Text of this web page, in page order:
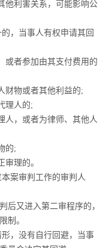
他利害关系，可能影响公
，当事人有权申请其回
或者参加由其支付费用的
财物或者其他利益的;
理人的;
人，或者为律师、其他人
的;
理的。
案审判工作的审判人
后又进入第二审程序的，
制。
，没有自行回避，当事